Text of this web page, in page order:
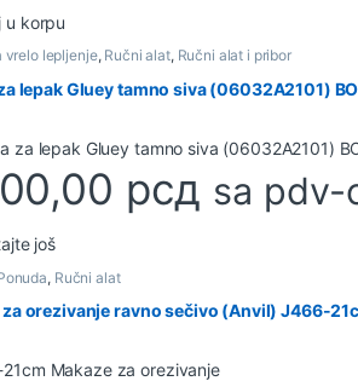
u korpu
vrelo lepljenje, Ručni alat, Ručni alat i pribor
lepak Gluey tamno siva (06032A2101)
рсд sa pdv-
još
, Ručni alat
orezivanje ravno sečivo (Anvil) J466-